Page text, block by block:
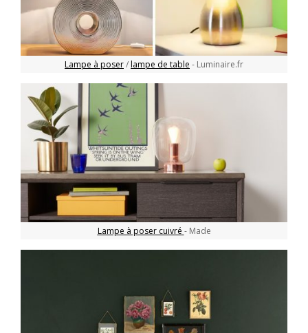
Lampe à poser/lampe de table - Luminaire.fr
Lampe à poser cuivré - Made